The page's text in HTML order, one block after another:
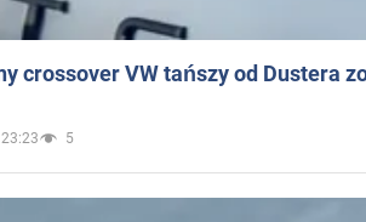
crossover VW tańszy od Dustera
5